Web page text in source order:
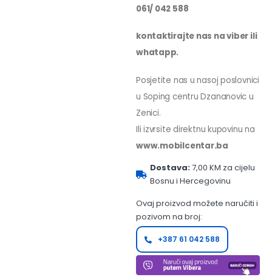
061/ 042 588
kontaktirajte nas na viber ili
whatapp.
Posjetite nas u nasoj poslovnici
u Soping centru Dzananovic u
Zenici.
Ili izvrsite direktnu kupovinu na
www.mobilcentar.ba
Dostava:7,00 KM za cijelu
Bosnu i Hercegovinu
Ovaj proizvod možete naručiti i
pozivom na broj:
+387 61 042 588